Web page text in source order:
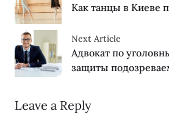
Как танцы в Киеве
Next Article
Адвокат по
защиты
Leave a Reply